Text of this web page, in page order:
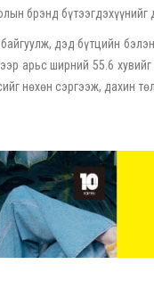
брэнд
дэд бүтцийн
арьс ширний 55.6
нөхөн сэргээж, дахин